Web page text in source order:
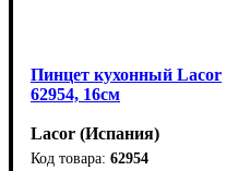
Пинцет кухонный Lacor
62954, 16см
Lacor (Испания)
62954